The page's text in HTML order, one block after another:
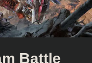
Battle